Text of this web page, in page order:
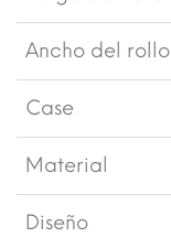
Ancho del rollo
Case
Material
Diseño